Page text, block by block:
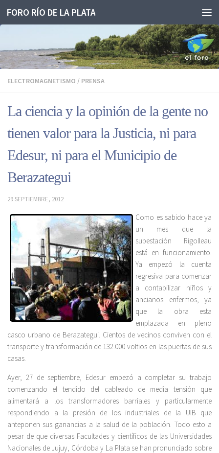
Saltar al contenido
FORO RÍO DE LA PLATA
ELECTROMAGNETISMO / PRENSA
La ciencia y la opinión de la gente no
tienen valor para la Justicia, ni para
Edesur, ni para el Municipio de
Berazategui
29 SEPTIEMBRE, 2012
Como es sabido hace ya
un mes que la
subestación Rigolleau
está en funcionamiento.
Ya empezó la cuenta
regresiva para comenzar
a contabilizar niños y
ancianos enfermos, ya
que la obra esta
emplazada en pleno
casco urbano de Berazategui. Cientos de vecinos conviven con el
transporte y transformación de 132.000 voltios en las puertas de sus
casas.
Ayer, 27 de septiembre, Edesur empezó a completar su trabajo
comenzando el tendido del cableado de media tensión que
alimentará a los transformadores barriales y particularmente
respondiendo a la presión de los industriales de la UIB que
anteponen sus ganancias a la salud de la población. Todo esto a
pesar de que diversas Facultades y científicos de las Universidades
Nacionales de Jujuy, Córdoba y La Plata se han pronunciado sobre